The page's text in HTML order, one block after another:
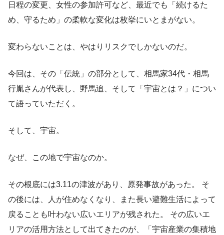
日程の変更、女性の参加許可など、最近でも「続けるた
め、守るため」の柔軟な変化は枚挙にいとまがない。
変わらないことは、やはりリスクでしかないのだ。
今回は、その「伝統」の部分として、相馬家34代・相馬
行胤さんが代表し、野馬追、そして「宇宙とは？」につい
て語っていただく。
そして、宇宙。
なぜ、この地で宇宙なのか。
その根底には3.11の津波があり、原発事故があった。 そ
の後には、人が住めなくなり、また長い避難生活によって
戻ることも叶わない広いエリアが残された。 その広いエ
リアの活用方法として出てきたのが、「宇宙産業の集積地